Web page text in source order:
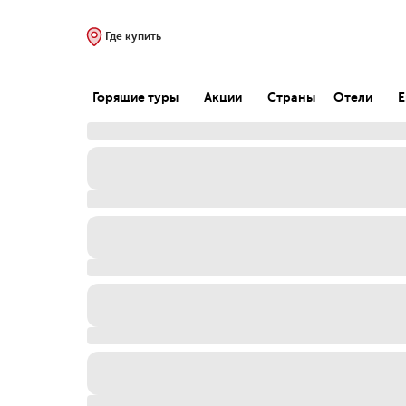
Где купить
Горящие туры Акции Страны Отели